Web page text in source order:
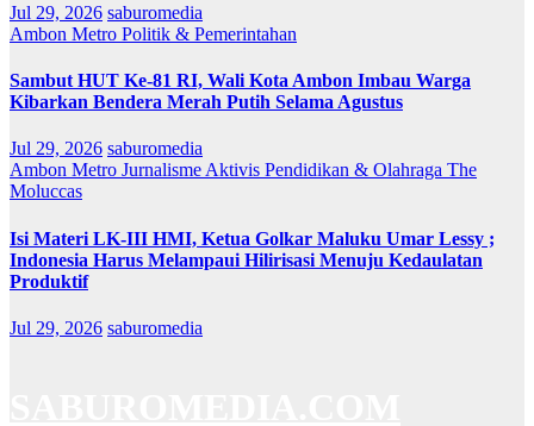
Jul 29, 2026 saburomedia
Ambon Metro Politik & Pemerintahan
Sambut HUT Ke-81 RI, Wali Kota Ambon Imbau Warga
Kibarkan Bendera Merah Putih Selama Agustus
Jul 29, 2026 saburomedia
Ambon Metro Jurnalisme Aktivis Pendidikan & Olahraga The
Moluccas
Isi Materi LK-III HMI, Ketua Golkar Maluku Umar Lessy ;
Indonesia Harus Melampaui Hilirisasi Menuju Kedaulatan
Produktif
Jul 29, 2026 saburomedia